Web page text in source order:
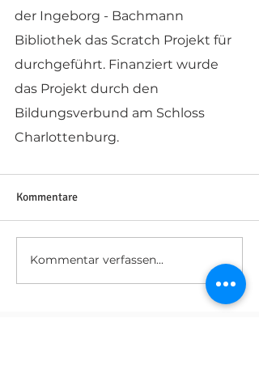
der Ingeborg - Bachmann
Bibliothek das Scratch Projekt für
durchgeführt. Finanziert wurde
das Projekt durch den
Bildungsverbund am Schloss
Charlottenburg.
Kommentare
Kommentar verfassen...